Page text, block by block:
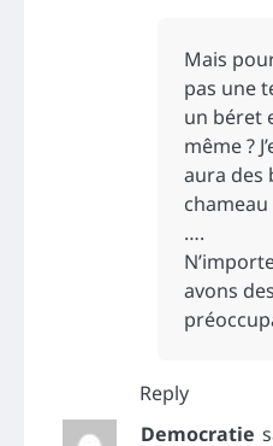
Mais
pas une
un béret
même ?
aura des
….
avons
Reply
Democratie